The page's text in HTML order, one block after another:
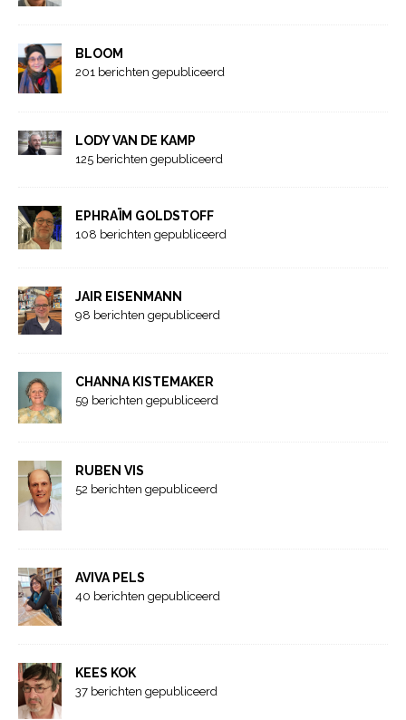
BLOOM
201 berichten gepubliceerd
LODY VAN DE KAMP
125 berichten gepubliceerd
EPHRAÏM GOLDSTOFF
108 berichten gepubliceerd
JAIR EISENMANN
98 berichten gepubliceerd
CHANNA KISTEMAKER
59 berichten gepubliceerd
RUBEN VIS
52 berichten gepubliceerd
AVIVA PELS
40 berichten gepubliceerd
KEES KOK
37 berichten gepubliceerd